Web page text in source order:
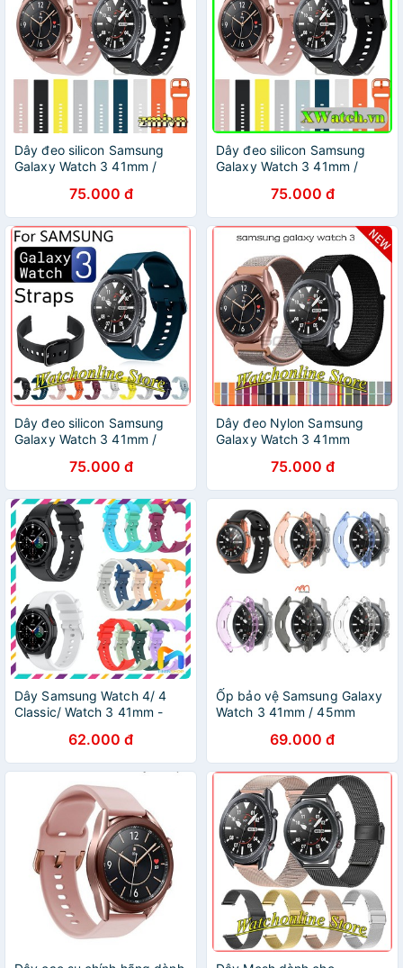
Dây đeo silicon Samsung
Galaxy Watch 3 41mm /
75.000 đ
Dây đeo silicon Samsung
Galaxy Watch 3 41mm /
75.000 đ
Dây đeo silicon Samsung
Galaxy Watch 3 41mm /
75.000 đ
Dây đeo Nylon Samsung
Galaxy Watch 3 41mm
75.000 đ
Dây Samsung Watch 4/ 4
Classic/ Watch 3 41mm -
62.000 đ
Ốp bảo vệ Samsung Galaxy
Watch 3 41mm / 45mm
69.000 đ